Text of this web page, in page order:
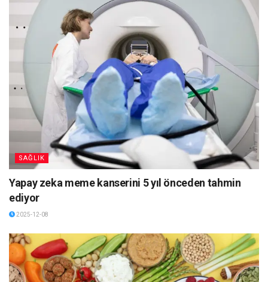
SAĞLIK
Yapay zeka meme kanserini 5 yıl önceden tahmin
ediyor
2025-12-08